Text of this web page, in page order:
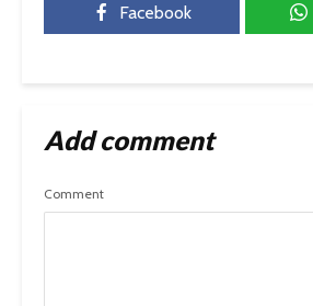
Facebook
Add comment
Comment